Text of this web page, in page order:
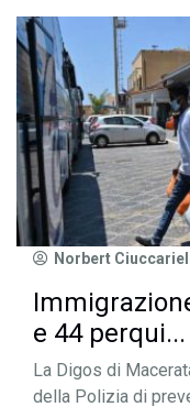
Norbert
e 44 perqui...
La Digos di
della Polizia di